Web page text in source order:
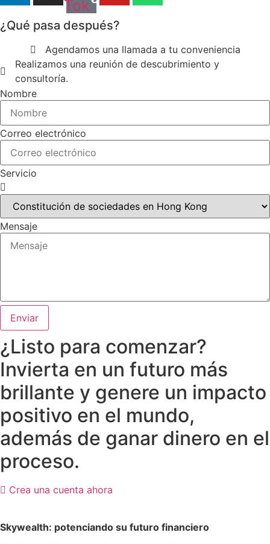
Tok
¿Qué pasa después?
Agendamos una llamada a tu conveniencia
Realizamos una reunión de descubrimiento y
consultoría.
Nombre
Correo electrónico
Servicio
Mensaje
Enviar
¿Listo para comenzar?
Invierta en un futuro más
brillante y genere un impacto
positivo en el mundo,
además de ganar dinero en el
proceso.
Crea una cuenta ahora
Skywealth: potenciando su futuro financiero